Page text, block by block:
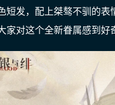
短发，配上桀骜不驯的
家对这个全新眷属感到好